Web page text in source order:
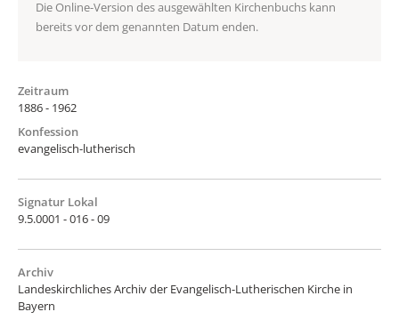
Die Online-Version des ausgewählten Kirchenbuchs kann
bereits vor dem genannten Datum enden.
Zeitraum
1886 - 1962
Konfession
evangelisch-lutherisch
Signatur Lokal
9.5.0001 - 016 - 09
Archiv
Landeskirchliches Archiv der Evangelisch-Lutherischen Kirche in
Bayern